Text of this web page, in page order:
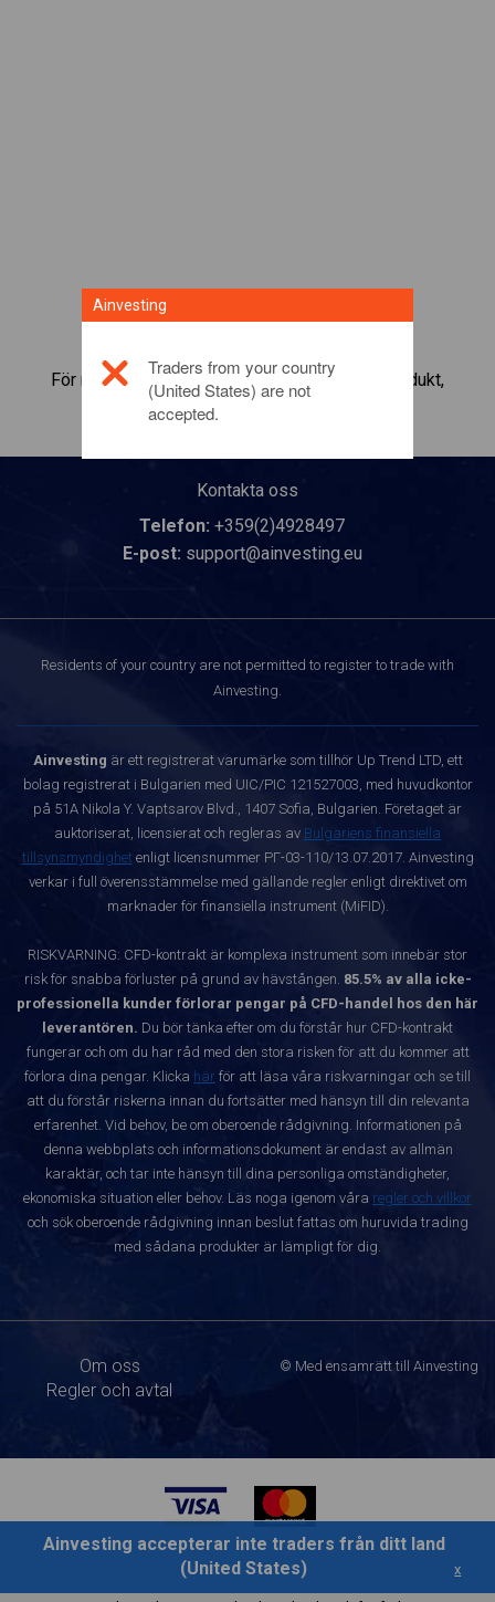
För mer information om denna investeringsprodukt,
klicka här
Kontakta oss
Telefon: +359(2)4928497
E-post: support@ainvesting.eu
Residents of your country are not permitted to register to trade with
Ainvesting.
Ainvesting är ett registrerat varumärke som tillhör Up Trend LTD, ett
bolag registrerat i Bulgarien med UIC/PIC 121527003, med huvudkontor
på 51A Nikola Y. Vaptsarov Blvd., 1407 Sofia, Bulgarien. Företaget är
auktoriserat, licensierat och regleras av Bulgariens finansiella
tillsynsmyndighetenligt licensnummer РГ-03-110/13.07.2017. Ainvesting
verkar i full överensstämmelse med gällande regler enligt direktivet om
marknader för finansiella instrument (MiFID).
RISKVARNING: CFD-kontrakt är komplexa instrument som innebär stor
risk för snabba förluster på grund av hävstången. 85.5% av alla icke-
professionella kunder förlorar pengar på CFD-handel hos den här
leverantören. Du bör tänka efter om du förstår hur CFD-kontrakt
fungerar och om du har råd med den stora risken för att du kommer att
förlora dina pengar. Klicka här för att läsa våra riskvarningar och se till
att du förstår riskerna innan du fortsätter med hänsyn till din relevanta
erfarenhet. Vid behov, be om oberoende rådgivning. Informationen på
denna webbplats och informationsdokument är endast av allmän
karaktär, och tar inte hänsyn till dina personliga omständigheter,
ekonomiska situation eller behov. Läs noga igenom våra regler och villkor
och sök oberoende rådgivning innan beslut fattas om huruvida trading
med sådana produkter är lämpligt för dig.
Om oss
Regler och avtal
© Med ensamrätt till Ainvesting
Ainvesting
Traders from your country
(United States) are not
accepted.
Ainvesting accepterar inte traders från ditt land
(United States)
x